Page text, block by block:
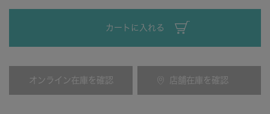
カートに入れる
オンライン在庫を確認 店舗在庫を確認